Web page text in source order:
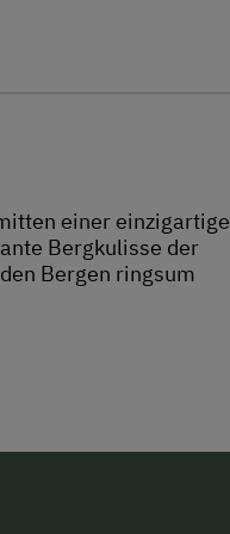
einer einzigartige
Bergkulisse der
Bergen ringsum